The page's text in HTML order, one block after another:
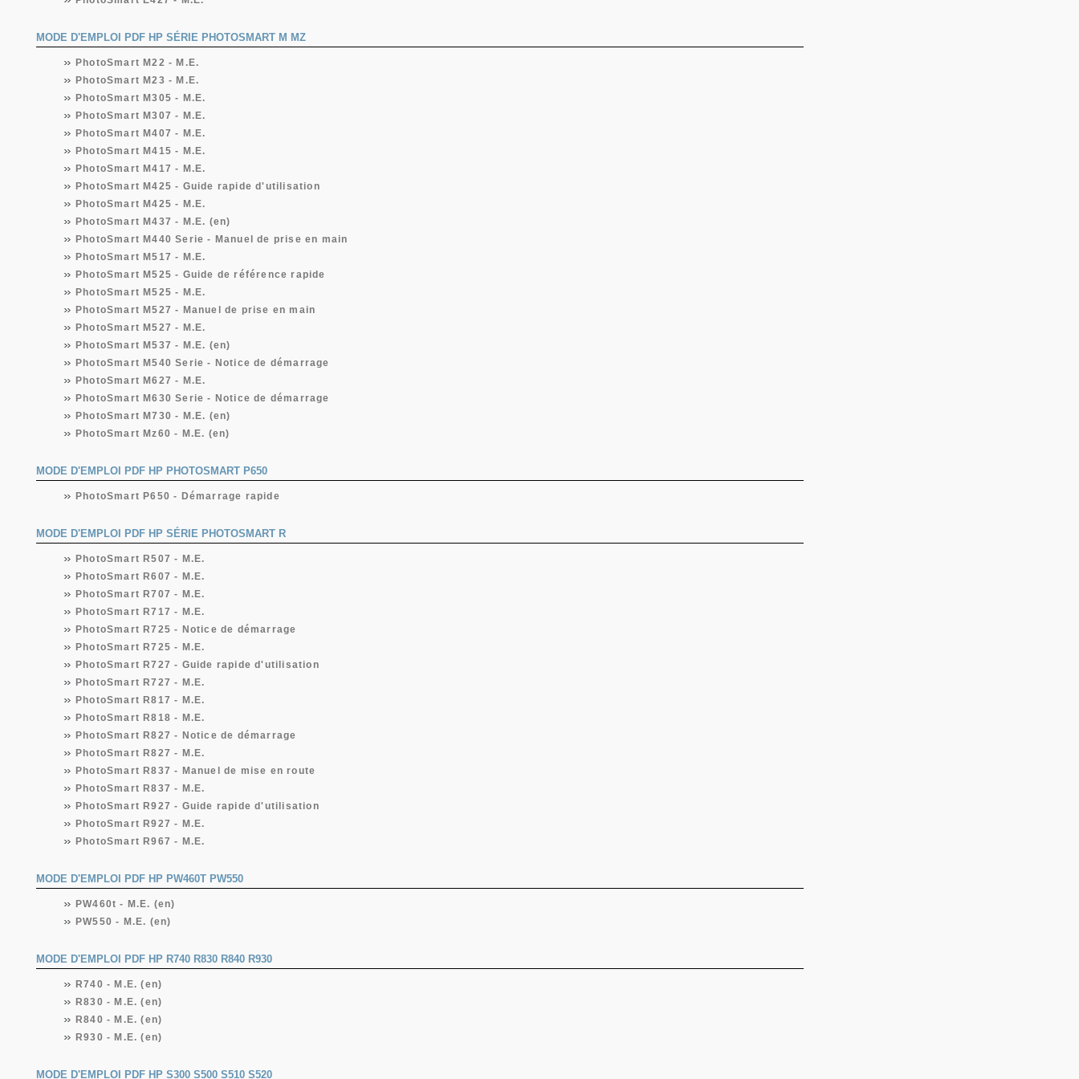
MODE D'EMPLOI PDF HP SÉRIE PHOTOSMART M MZ
PhotoSmart M22 - M.E.
PhotoSmart M23 - M.E.
PhotoSmart M305 - M.E.
PhotoSmart M307 - M.E.
PhotoSmart M407 - M.E.
PhotoSmart M415 - M.E.
PhotoSmart M417 - M.E.
PhotoSmart M425 - Guide rapide d'utilisation
PhotoSmart M425 - M.E.
PhotoSmart M437 - M.E. (en)
PhotoSmart M440 Serie - Manuel de prise en main
PhotoSmart M517 - M.E.
PhotoSmart M525 - Guide de référence rapide
PhotoSmart M525 - M.E.
PhotoSmart M527 - Manuel de prise en main
PhotoSmart M527 - M.E.
PhotoSmart M537 - M.E. (en)
PhotoSmart M540 Serie - Notice de démarrage
PhotoSmart M627 - M.E.
PhotoSmart M630 Serie - Notice de démarrage
PhotoSmart M730 - M.E. (en)
PhotoSmart Mz60 - M.E. (en)
MODE D'EMPLOI PDF HP PHOTOSMART P650
PhotoSmart P650 - Démarrage rapide
MODE D'EMPLOI PDF HP SÉRIE PHOTOSMART R
PhotoSmart R507 - M.E.
PhotoSmart R607 - M.E.
PhotoSmart R707 - M.E.
PhotoSmart R717 - M.E.
PhotoSmart R725 - Notice de démarrage
PhotoSmart R725 - M.E.
PhotoSmart R727 - Guide rapide d'utilisation
PhotoSmart R727 - M.E.
PhotoSmart R817 - M.E.
PhotoSmart R818 - M.E.
PhotoSmart R827 - Notice de démarrage
PhotoSmart R827 - M.E.
PhotoSmart R837 - Manuel de mise en route
PhotoSmart R837 - M.E.
PhotoSmart R927 - Guide rapide d'utilisation
PhotoSmart R927 - M.E.
PhotoSmart R967 - M.E.
MODE D'EMPLOI PDF HP PW460T PW550
PW460t - M.E. (en)
PW550 - M.E. (en)
MODE D'EMPLOI PDF HP R740 R830 R840 R930
R740 - M.E. (en)
R830 - M.E. (en)
R840 - M.E. (en)
R930 - M.E. (en)
MODE D'EMPLOI PDF HP S300 S500 S510 S520